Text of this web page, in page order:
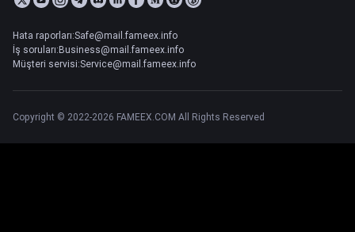
Hata raporları:Safe@mail.fameex.info
İş soruları:Business@mail.fameex.info
Müşteri servisi:Service@mail.fameex.info
Copyright © 2022-2026 FAMEEX.COM All Rights Reserved